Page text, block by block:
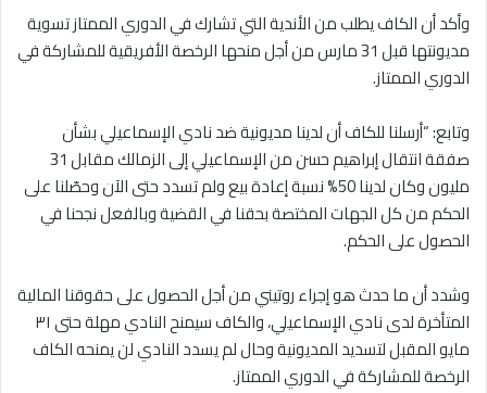
وأكد أن الكاف يطلب من الأندية التي تشارك في الدوري الممتاز تسوية
مديونتها قبل 31 مارس من أجل منحها الرخصة الأفريقية للمشاركة في
الدوري الممتاز.
وتابع: “أرسلنا للكاف أن لدينا مديونية ضد نادي الإسماعيلي بشأن
صفقة انتقال إبراهيم حسن من الإسماعيلي إلى الزمالك مقابل 31
مليون وكان لدينا 50% نسبة إعادة بيع ولم تسدد حتى الآن وحصّلنا على
الحكم من كل الجهات المختصة بحقنا في القضية وبالفعل نجحنا في
الحصول على الحكم.
وشدد أن ما حدث هو إجراء روتيني من أجل الحصول على حقوقنا المالية
المتأخرة لدى نادي الإسماعيلي، والكاف سيمنح النادي مهلة حتى ٣١
مايو المقبل لتسديد المديونية وحال لم يسدد النادي لن يمنحه الكاف
الرخصة للمشاركة في الدوري الممتاز.